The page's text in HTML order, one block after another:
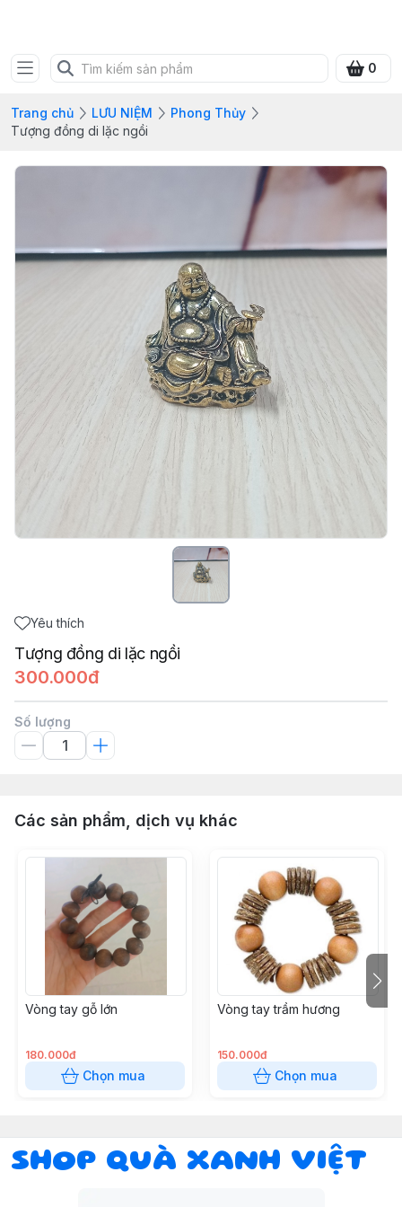
0
Trang chủ LƯU NIỆM
Phong Thủy
Tượng đồng di lặc ngồi
Yêu thích
Tượng đồng di lặc ngồi
300.000đ
Số lượng
Các sản phẩm, dịch vụ khác
Vòng tay gỗ lớn
180.000đ
Chọn mua
Vòng tay trầm hương
150.000đ
Chọn mua
SHOP QUÀ XANH VIỆT